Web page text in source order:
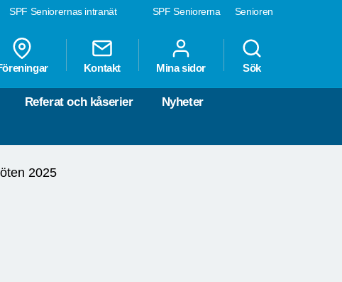
SPF Seniorerna Senioren
SPF Seniorernas intranät
Kontakt Mina sidor Sök
Referat och kåserier Nyheter
2025